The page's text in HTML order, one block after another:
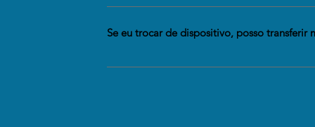
Não é recomendado desinstalar a linceça CEU, pois
aluno pode solicitar que a licença CEU seja
Se eu trocar de dispositivo, posso transferir
Não, cada licença está vinculada a um dispositivo e só